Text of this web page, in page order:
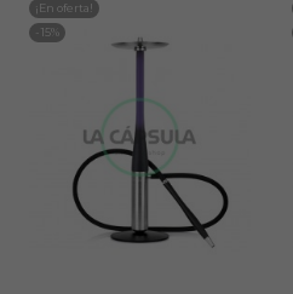
¡En oferta!
-15%